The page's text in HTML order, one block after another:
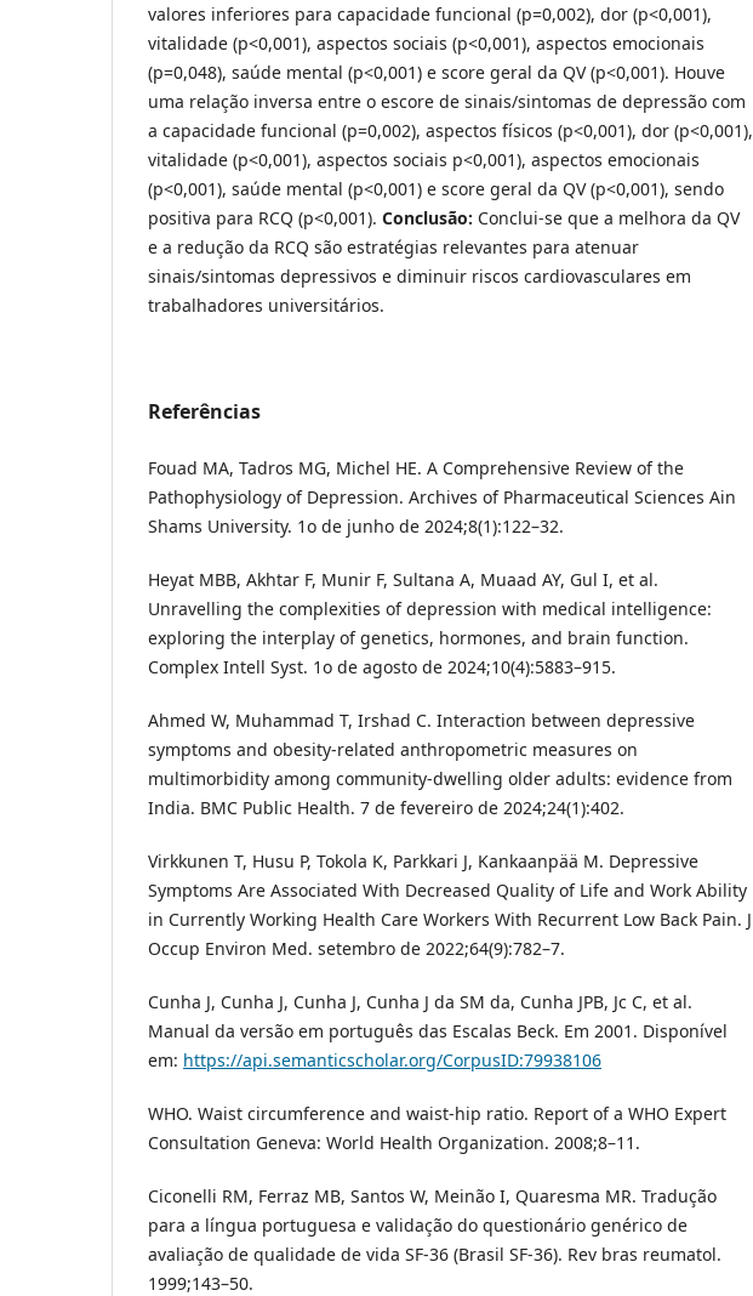
valores inferiores para capacidade funcional (p=0,002), dor (p<0,001),
vitalidade (p<0,001), aspectos sociais (p<0,001), aspectos emocionais
(p=0,048), saúde mental (p<0,001) e score geral da QV (p<0,001). Houve
uma relação inversa entre o escore de sinais/sintomas de depressão com
a capacidade funcional (p=0,002), aspectos físicos (p<0,001), dor (p<0,001),
vitalidade (p<0,001), aspectos sociais p<0,001), aspectos emocionais
(p<0,001), saúde mental (p<0,001) e score geral da QV (p<0,001), sendo
positiva para RCQ (p<0,001). Conclusão: Conclui-se que a melhora da QV
e a redução da RCQ são estratégias relevantes para atenuar
sinais/sintomas depressivos e diminuir riscos cardiovasculares em
trabalhadores universitários.
Referências
Fouad MA, Tadros MG, Michel HE. A Comprehensive Review of the
Pathophysiology of Depression. Archives of Pharmaceutical Sciences Ain
Shams University. 1o de junho de 2024;8(1):122–32.
Heyat MBB, Akhtar F, Munir F, Sultana A, Muaad AY, Gul I, et al.
Unravelling the complexities of depression with medical intelligence:
exploring the interplay of genetics, hormones, and brain function.
Complex Intell Syst. 1o de agosto de 2024;10(4):5883–915.
Ahmed W, Muhammad T, Irshad C. Interaction between depressive
symptoms and obesity-related anthropometric measures on
multimorbidity among community-dwelling older adults: evidence from
India. BMC Public Health. 7 de fevereiro de 2024;24(1):402.
Virkkunen T, Husu P, Tokola K, Parkkari J, Kankaanpää M. Depressive
Symptoms Are Associated With Decreased Quality of Life and Work Ability
in Currently Working Health Care Workers With Recurrent Low Back Pain. J
Occup Environ Med. setembro de 2022;64(9):782–7.
Cunha J, Cunha J, Cunha J, Cunha J da SM da, Cunha JPB, Jc C, et al.
Manual da versão em português das Escalas Beck. Em 2001. Disponível
em: https://api.semanticscholar.org/CorpusID:79938106
WHO. Waist circumference and waist-hip ratio. Report of a WHO Expert
Consultation Geneva: World Health Organization. 2008;8–11.
Ciconelli RM, Ferraz MB, Santos W, Meinão I, Quaresma MR. Tradução
para a língua portuguesa e validação do questionário genérico de
avaliação de qualidade de vida SF-36 (Brasil SF-36). Rev bras reumatol.
1999;143–50.